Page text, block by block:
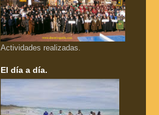
Actividades realizadas.
El día a día.